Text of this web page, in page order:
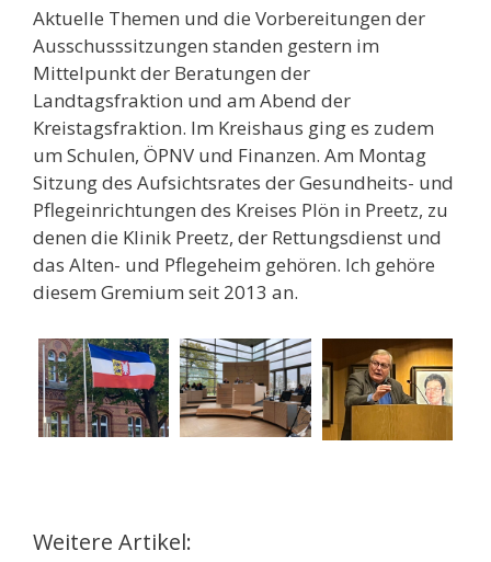
Aktuelle Themen und die Vorbereitungen der
Ausschusssitzungen standen gestern im
Mittelpunkt der Beratungen der
Landtagsfraktion und am Abend der
Kreistagsfraktion. Im Kreishaus ging es zudem
um Schulen, ÖPNV und Finanzen. Am Montag
Sitzung des Aufsichtsrates der Gesundheits- und
Pflegeinrichtungen des Kreises Plön in Preetz, zu
denen die Klinik Preetz, der Rettungsdienst und
das Alten- und Pflegeheim gehören. Ich gehöre
diesem Gremium seit 2013 an.
Weitere Artikel: